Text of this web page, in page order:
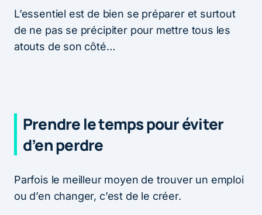
L’essentiel est de bien se préparer et surtout
de ne pas se précipiter pour mettre tous les
atouts de son côté…
Prendre le temps pour éviter
d’en perdre
Parfois le meilleur moyen de trouver un emploi
ou d’en changer, c’est de le créer.